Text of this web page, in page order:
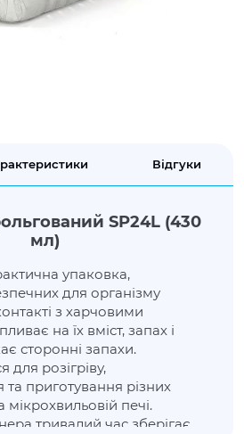
Відгуки
SP24L (430
мл)
упаковка,
для організму
з харчовими
на їх вміст, запах і
сторонні запахи.
для розігріву,
приготування різних
мікрохвильовій печі.
тривалий час зберігає